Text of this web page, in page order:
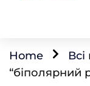
Home Всі
“біполярний